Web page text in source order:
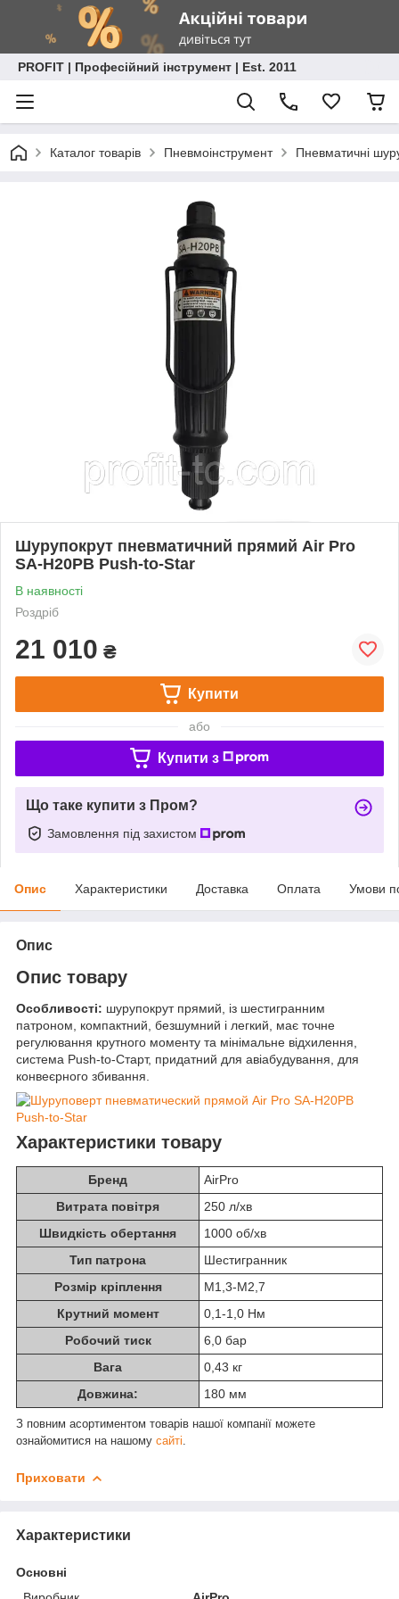
PROFIT | Професійний інструмент | Est. 2011
Каталог товарів Пневмоінструмент Пневматичні
Шурупокрут пневматичний прямий Air Pro
SA-H20PB Push-to-Star
В наявності
Роздріб
21 010 ₴
Купити
або
Купити з
Що таке купити з Пром?
Замовлення під захистом
Опис Характеристики Доставка Оплата Умови
Опис
Опис товару
Особливості: шурупокрут прямий, із шестигранним
патроном, компактний, безшумний і легкий, має точне
регулювання крутного моменту та мінімальне відхилення,
система Push-to-Старт, придатний для авіабудування, для
конвеєрного збивання.
Характеристики товару
Бренд
AirPro
Витрата повітря
250 л/хв
Швидкість обертання
1000 об/хв
Тип патрона
Шестигранник
Розмір кріплення
M1,3-M2,7
Крутний момент
0,1-1,0 Нм
Робочий тиск
6,0 бар
Вага
0,43 кг
Довжина:
180 мм
З повним асортиментом товарів нашої компанії можете
ознайомитися на нашому сайті.
Приховати
Характеристики
Основні